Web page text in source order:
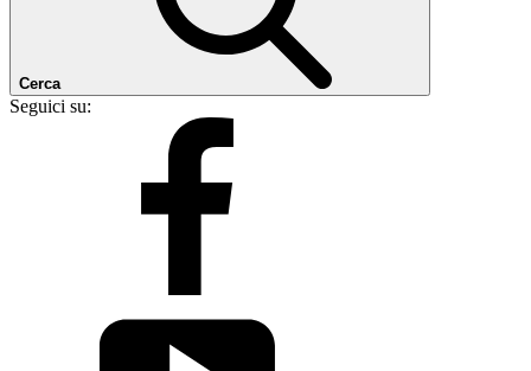
Cerca
Seguici su: